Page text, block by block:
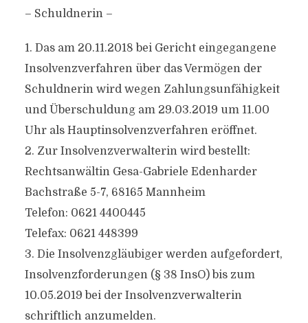
– Schuldnerin –
1. Das am 20.11.2018 bei Gericht eingegangene
Insolvenzverfahren über das Vermögen der
Schuldnerin wird wegen Zahlungsunfähigkeit
und Überschuldung am 29.03.2019 um 11.00
Uhr als Hauptinsolvenzverfahren eröffnet.
2. Zur Insolvenzverwalterin wird bestellt:
Rechtsanwältin Gesa-Gabriele Edenharder
Bachstraße 5-7, 68165 Mannheim
Telefon: 0621 4400445
Telefax: 0621 448399
3. Die Insolvenzgläubiger werden aufgefordert,
Insolvenzforderungen (§ 38 InsO) bis zum
10.05.2019 bei der Insolvenzverwalterin
schriftlich anzumelden.